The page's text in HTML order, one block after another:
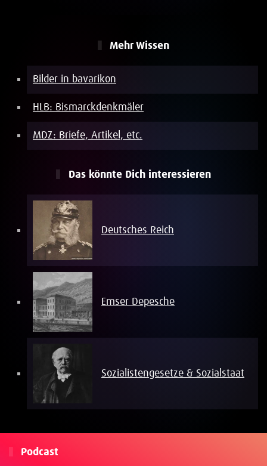
Mehr Wissen
Bilder in bavarikon
HLB: Bismarckdenkmäler
MDZ: Briefe, Artikel, etc.
Das könnte Dich interessieren
Deutsches Reich
Emser Depesche
Sozialistengesetze & Sozialstaat
Podcast